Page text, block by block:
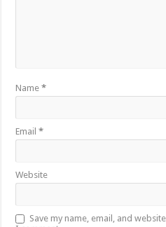
Name*
Email*
Website
Save my name, email, and